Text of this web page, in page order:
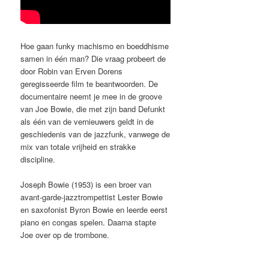
Hoe gaan funky machismo en boeddhisme
samen in één man? Die vraag probeert de
door Robin van Erven Dorens
geregisseerde film te beantwoorden. De
documentaire neemt je mee in de groove
van Joe Bowie, die met zijn band Defunkt
als één van de vernieuwers geldt in de
geschiedenis van de jazzfunk, vanwege de
mix van totale vrijheid en strakke
discipline.
Joseph Bowie (1953) is een broer van
avant-garde-jazztrompettist Lester Bowie
en saxofonist Byron Bowie en leerde eerst
piano en congas spelen. Daarna stapte
Joe over op de trombone.